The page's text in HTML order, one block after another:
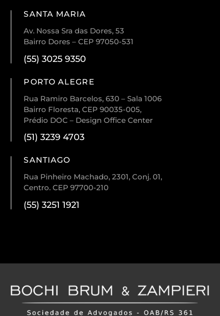
SANTA MARIA
Av. Nossa Sra das Dores, 53
Bairro Dores – CEP 97050-531
(55) 3025 9350
PORTO ALEGRE
Rua Ramiro Barcelos, 630 – Sala 1006
Bairro Floresta, CEP 90035-005,
Prédio DOC – Design Office Center
(51) 3239 4703
SANTIAGO
Rua Pinheiro Machado, 2301, Conj. 01,
Centro. CEP 97700-210
(55) 3251 1921